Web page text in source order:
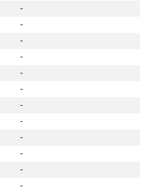
-
-
-
-
-
-
-
-
-
-
-
-